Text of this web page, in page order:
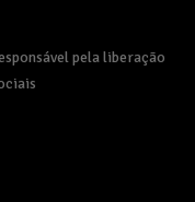
pela liberação